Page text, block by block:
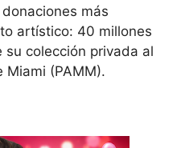
más
artístico: 40 millones
colección privada al
Miami (PAMM).